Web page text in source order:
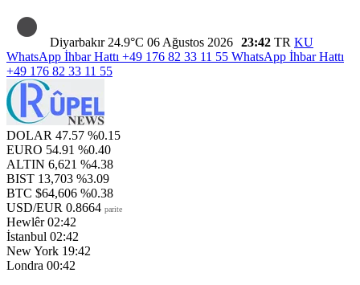
Diyarbakır 24.9°C 06 Ağustos 2026 23:42 TR KU
WhatsApp İhbar Hattı +49 176 82 33 11 55 WhatsApp İhbar Hattı
+49 176 82 33 11 55
DOLAR 47.57 %0.15
EURO 54.91 %0.40
ALTIN 6,621 %4.38
BIST 13,703 %3.09
BTC $64,606 %0.38
USD/EUR 0.8664 parite
Hewlêr 02:42
İstanbul 02:42
New York 19:42
Londra 00:42